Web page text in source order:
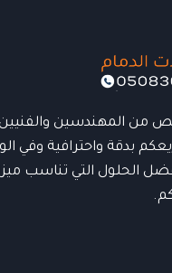
من المهندسين والفنيين
بدقة واحترافية وفي
الحلول التي تناسب